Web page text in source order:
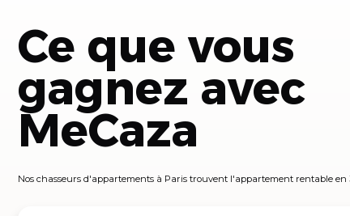
Ce que vous
gagnez avec
MeCaza
Nos chasseurs d'appartements à Paris trouvent l'appartement rentable en